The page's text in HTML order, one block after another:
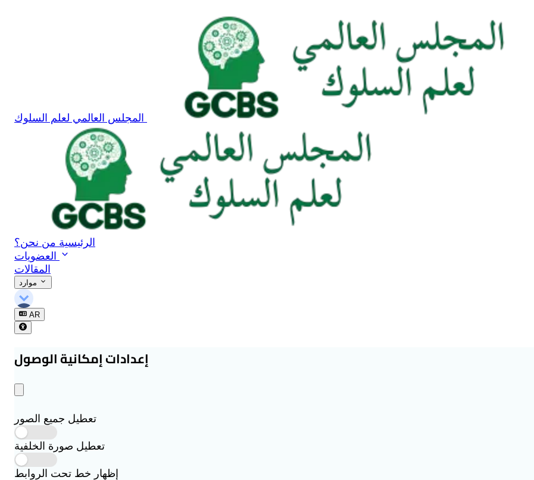
المجلس العالمي لعلم السلوك
الرئيسية من نحن؟
المقالات
AR
إعدادات إمكانية الوصول
تعطيل جميع الصور
تعطيل صورة الخلفية
إظهار خط تحت الروابط